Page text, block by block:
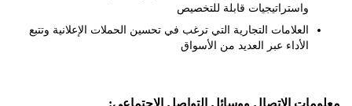
واستراتيجيات قابلة للتخصيص
العلامات التجارية التي ترغب في تحسين الحملات الإعلانية وتتبع
الأداء عبر العديد من الأسواق